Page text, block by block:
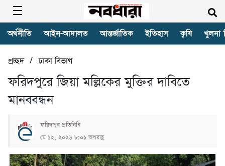
অর্থনীতি আইন-আদালত আন্তর্জাতিক ইতিহাস কৃষি খুলনা
প্রচ্ছদ/ঢাকা বিভাগ
ফরিদপুরে জিয়া মল্লিকের মুক্তির দাবিতে
মানববন্ধন
ফরিদপুর প্রতিনিধি
মে ১২, ২০২৬ ৮:০১ অপরাহ্ণ